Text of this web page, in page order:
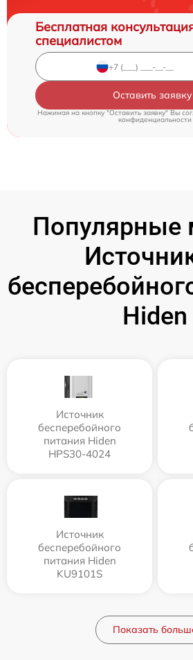
Бесплатная
специалистом
Оставить заявку
Нажимая на кнопку "Оставить заявку" Вы
конфиденциальности
Популярные
Hiden
Источник
бесперебойного
питания Hiden
HPS30-4024
Источник
бесперебойного
питания Hiden
KU9101S
Показать